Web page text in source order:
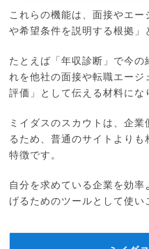
これらの機能は、面接やエ
や希望条件を説明する根拠」
たとえば「年収診断」で今の
れを他社の面接や転職エージ
評価」として伝える材料にな
ミイダスのスカウトは、企
るため、普通のサイトより
特徴です。
自分を求めている企業を効
げるためのツールとして使い